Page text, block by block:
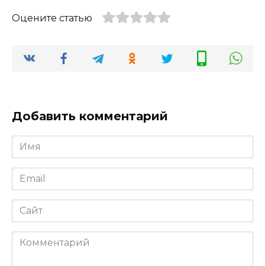
Оцените статью
Добавить комментарий
Имя
*
Email
*
Сайт
Комментарий